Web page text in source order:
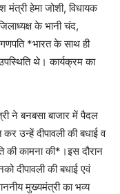
मंत्री हेमा जोशी, विधायक
के भानी चंद,
*भारत के साथ ही
थे। कार्यक्रम का
ने बनबसा बाजार में पैदल
उन्हें दीपावली की बधाई व
की कामना की*।इस दौरान
दीपावली की बधाई एवं
मुख्यमंत्री का भव्य